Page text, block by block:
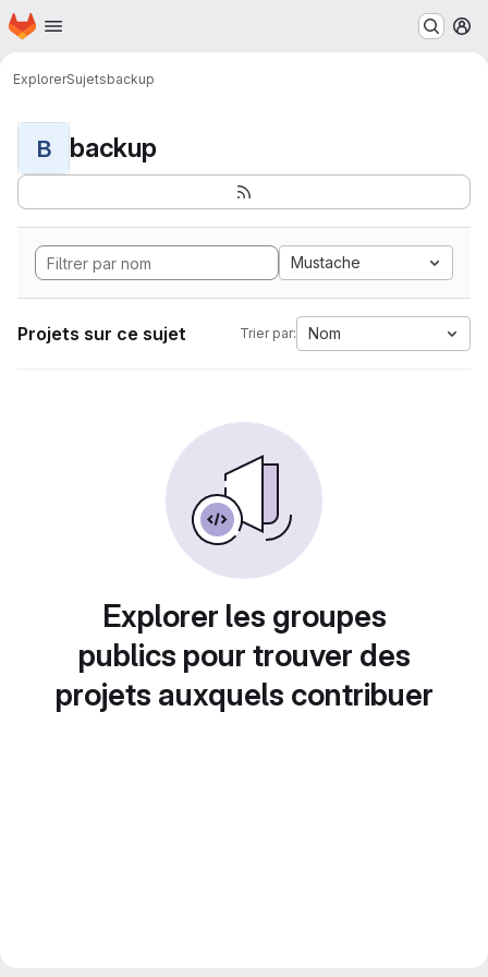
Passer au contenu principal
Page d'accueil
ExplorerSujetsbackup
B backup
Mustache
Projets sur ce sujet Trier par: Nom
Explorer les groupes
publics pour trouver des
projets auxquels contribuer